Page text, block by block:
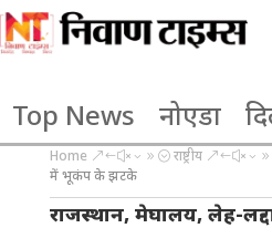
Top News नोएडा
Home &#x39; राष्ट्रीय
में भूकंप के झटके
राजस्थान, मेघालय, लेह-